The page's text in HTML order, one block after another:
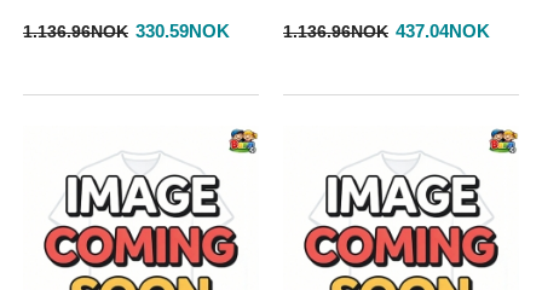
1.136.96NOK 330.59NOK 1.136.96NOK 437.04NOK